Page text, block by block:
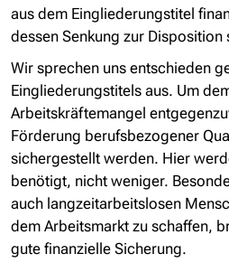
aus dem Eingliederungstitel
dessen Senkung zur Disposition
Wir sprechen uns entschieden
Eingliederungstitels aus. Um
Arbeitskräftemangel
Förderung berufsbezogener
sichergestellt werden. Hier
benötigt, nicht weniger.
auch langzeitarbeitslosen
dem Arbeitsmarkt zu schaffen,
gute finanzielle Sicherung.